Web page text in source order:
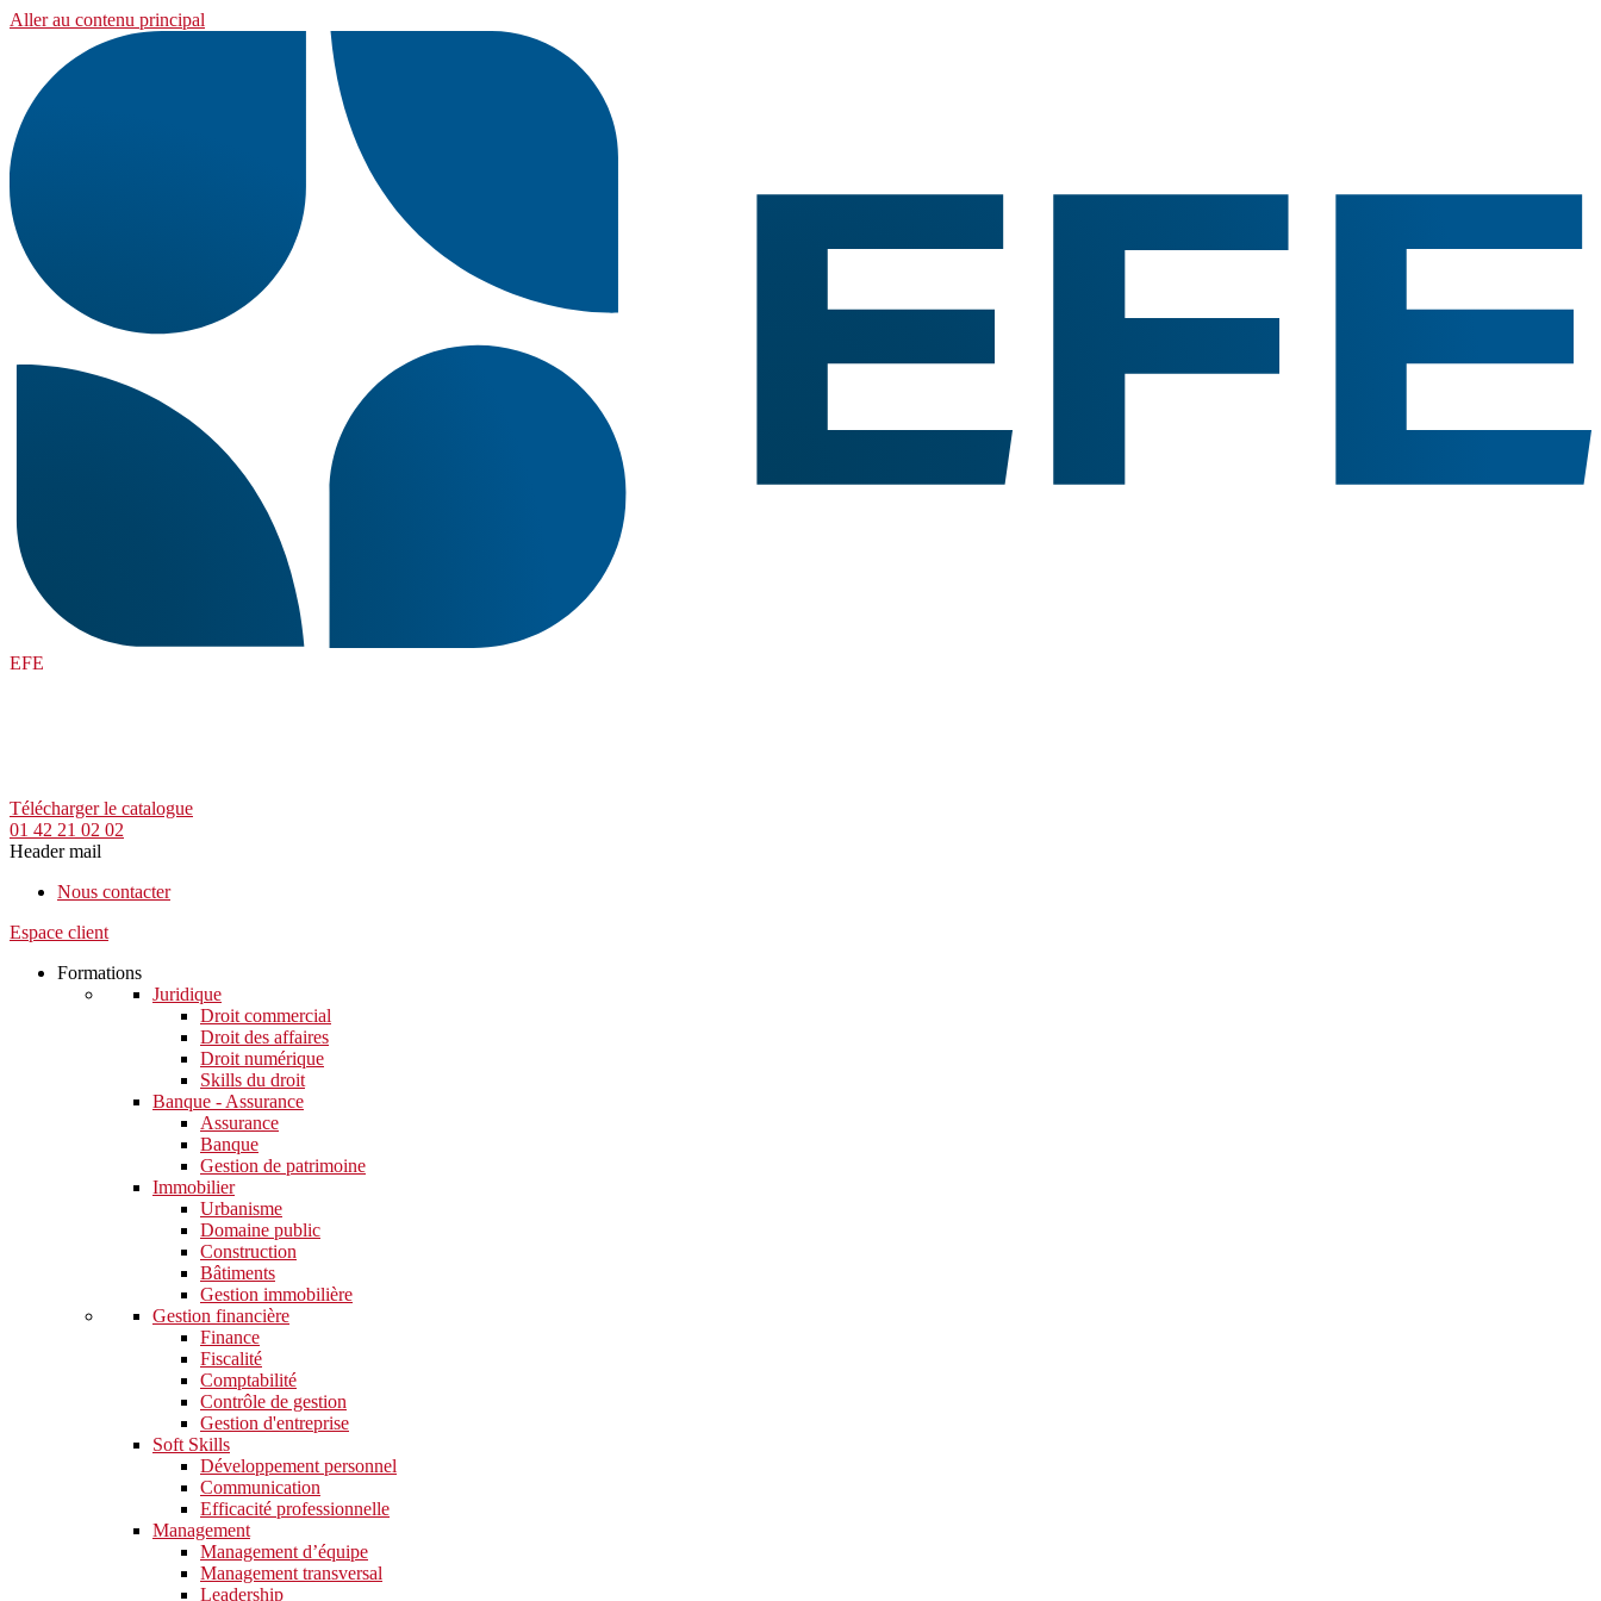
Aller au contenu principal
EFE
Télécharger le catalogue
01 42 21 02 02
Header mail
Nous contacter
Espace client
Formations
Juridique
Droit commercial
Droit des affaires
Droit numérique
Skills du droit
Banque - Assurance
Assurance
Banque
Gestion de patrimoine
Immobilier
Urbanisme
Domaine public
Construction
Bâtiments
Gestion immobilière
Gestion financière
Finance
Fiscalité
Comptabilité
Contrôle de gestion
Gestion d'entreprise
Soft Skills​
Développement personnel
Communication
Efficacité professionnelle
Management
Management d’équipe
Management transversal
Leadership